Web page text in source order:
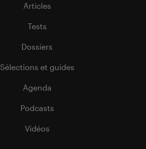
Articles
Tests
Dossiers
Sélections et guides
Agenda
Podcasts
Vidéos